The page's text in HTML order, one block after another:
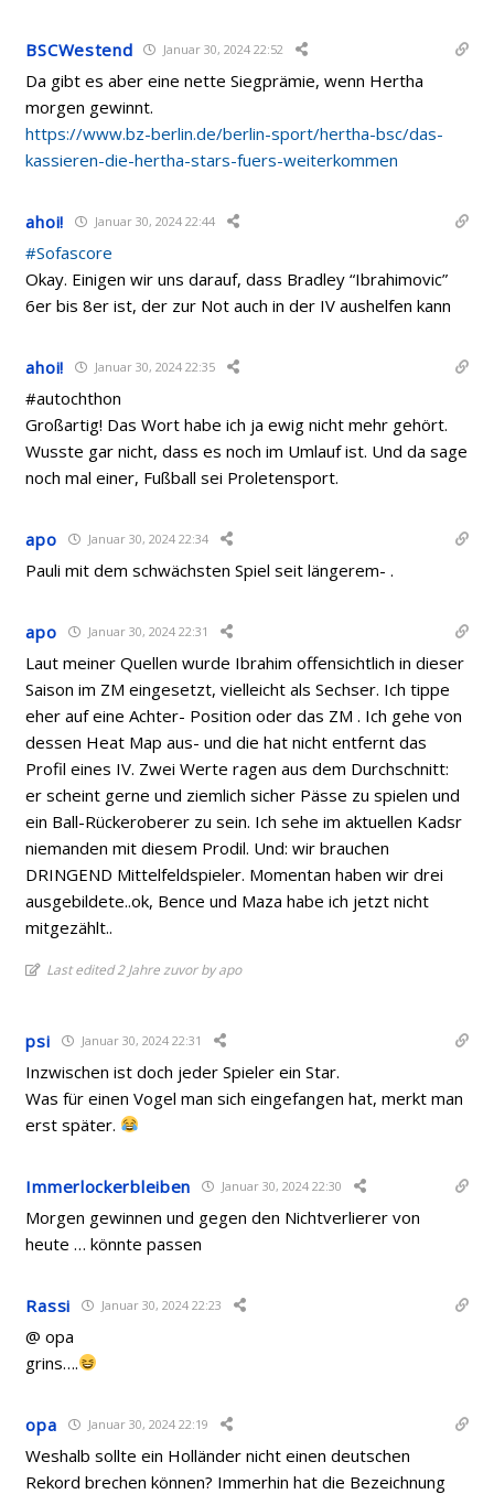
BSCWestend Januar 30, 2024 22:52
Da gibt es aber eine nette Siegprämie, wenn Hertha
morgen gewinnt.
https://www.bz-berlin.de/berlin-sport/hertha-bsc/das-
kassieren-die-hertha-stars-fuers-weiterkommen
ahoi! Januar 30, 2024 22:44
#Sofascore
Okay. Einigen wir uns darauf, dass Bradley “Ibrahimovic”
6er bis 8er ist, der zur Not auch in der IV aushelfen kann
ahoi! Januar 30, 2024 22:35
#autochthon
Großartig! Das Wort habe ich ja ewig nicht mehr gehört.
Wusste gar nicht, dass es noch im Umlauf ist. Und da sage
noch mal einer, Fußball sei Proletensport.
apo Januar 30, 2024 22:34
Pauli mit dem schwächsten Spiel seit längerem- .
apo Januar 30, 2024 22:31
Laut meiner Quellen wurde Ibrahim offensichtlich in dieser
Saison im ZM eingesetzt, vielleicht als Sechser. Ich tippe
eher auf eine Achter- Position oder das ZM . Ich gehe von
dessen Heat Map aus- und die hat nicht entfernt das
Profil eines IV. Zwei Werte ragen aus dem Durchschnitt:
er scheint gerne und ziemlich sicher Pässe zu spielen und
ein Ball-Rückeroberer zu sein. Ich sehe im aktuellen Kadsr
niemanden mit diesem Prodil. Und: wir brauchen
DRINGEND Mittelfeldspieler. Momentan haben wir drei
ausgebildete..ok, Bence und Maza habe ich jetzt nicht
mitgezählt..
Last edited 2 Jahre zuvor by apo
psi Januar 30, 2024 22:31
Inzwischen ist doch jeder Spieler ein Star.
Was für einen Vogel man sich eingefangen hat, merkt man
erst später.
Immerlockerbleiben Januar 30, 2024 22:30
Morgen gewinnen und gegen den Nichtverlierer von
heute … könnte passen
Rassi Januar 30, 2024 22:23
@ opa
grins….
opa Januar 30, 2024 22:19
Weshalb sollte ein Holländer nicht einen deutschen
Rekord brechen können? Immerhin hat die Bezeichnung